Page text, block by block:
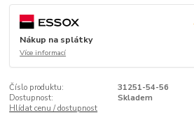
Nákup na splátky
Více informací
Číslo produktu:
31251-54-56
Dostupnost:
Skladem
Hlídat cenu / dostupnost